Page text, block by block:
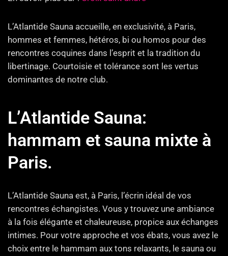
L’Atlantide Sauna accueille, en exclusivité, à Paris,
hommes et femmes, hétéros, bi ou homos pour des
rencontres coquines dans l’esprit et la tradition du
libertinage. Courtoisie et tolérance sont les vertus
dominantes de notre club.
L’Atlantide Sauna:
hammam et sauna mixte à
Paris.
L’Atlantide Sauna est, à Paris, l’écrin idéal de vos
rencontres échangistes. Vous y trouvez une ambiance
à la fois élégante et chaleureuse, propice aux échanges
intimes. Pour votre approche et vos ébats, vous avez le
choix entre le hammam aux tons relaxants, le sauna ou